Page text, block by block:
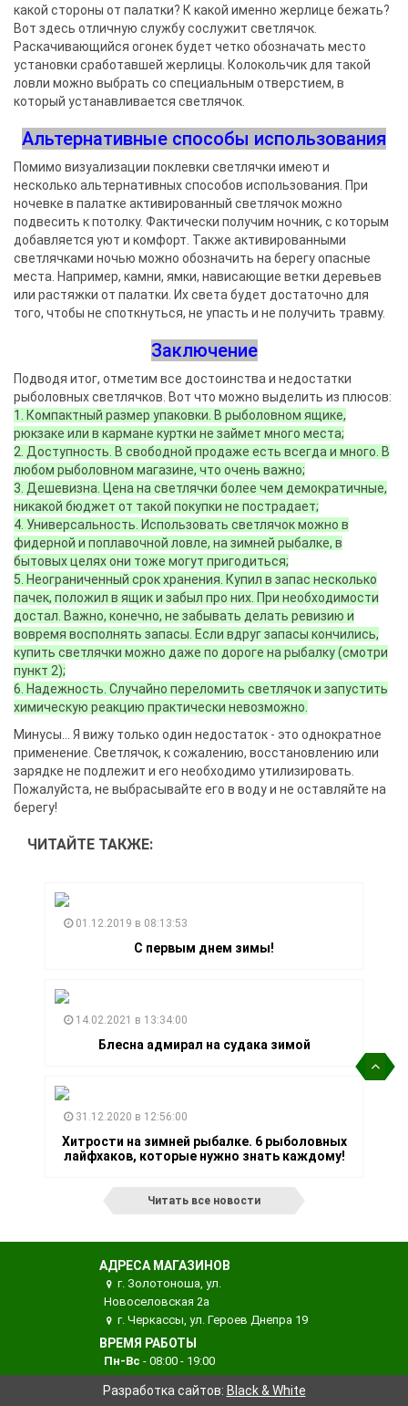
какой стороны от палатки? К какой именно жерлице бежать?
Вот здесь отличную службу сослужит светлячок.
Раскачивающийся огонек будет четко обозначать место
установки сработавшей жерлицы. Колокольчик для такой
ловли можно выбрать со специальным отверстием, в
который устанавливается светлячок.
Альтернативные способы использования
Помимо визуализации поклевки светлячки имеют и
несколько альтернативных способов использования. При
ночевке в палатке активированный светлячок можно
подвесить к потолку. Фактически получим ночник, с которым
добавляется уют и комфорт. Также активированными
светлячками ночью можно обозначить на берегу опасные
места. Например, камни, ямки, нависающие ветки деревьев
или растяжки от палатки. Их света будет достаточно для
того, чтобы не споткнуться, не упасть и не получить травму.
Заключение
Подводя итог, отметим все достоинства и недостатки
рыболовных светлячков. Вот что можно выделить из плюсов:
1. Компактный размер упаковки. В рыболовном ящике,
рюкзаке или в кармане куртки не займет много места;
2. Доступность. В свободной продаже есть всегда и много. В
любом рыболовном магазине, что очень важно;
3. Дешевизна. Цена на светлячки более чем демократичные,
никакой бюджет от такой покупки не пострадает;
4. Универсальность. Использовать светлячок можно в
фидерной и поплавочной ловле, на зимней рыбалке, в
бытовых целях они тоже могут пригодиться;
5. Неограниченный срок хранения. Купил в запас несколько
пачек, положил в ящик и забыл про них. При необходимости
достал. Важно, конечно, не забывать делать ревизию и
вовремя восполнять запасы. Если вдруг запасы кончились,
купить светлячки можно даже по дороге на рыбалку (смотри
пункт 2);
6. Надежность. Случайно переломить светлячок и запустить
химическую реакцию практически невозможно.
Минусы… Я вижу только один недостаток - это однократное
применение. Светлячок, к сожалению, восстановлению или
зарядке не подлежит и его необходимо утилизировать.
Пожалуйста, не выбрасывайте его в воду и не оставляйте на
берегу!
ЧИТАЙТЕ ТАКЖЕ:
01.12.2019 в 08:13:53
С первым днем зимы!
14.02.2021 в 13:34:00
Блесна адмирал на судака зимой
31.12.2020 в 12:56:00
Хитрости на зимней рыбалке. 6 рыболовных
лайфхаков, которые нужно знать каждому!
Читать все новости
АДРЕСА МАГАЗИНОВ
г. Золотоноша, ул.
Новоселовская 2а
г. Черкассы, ул. Героев Днепра 19
ВРЕМЯ РАБОТЫ
Пн-Вс - 08:00 - 19:00
Разработка сайтов: Black & White